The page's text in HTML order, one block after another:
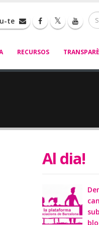
te
RECURSOS
Al dia!